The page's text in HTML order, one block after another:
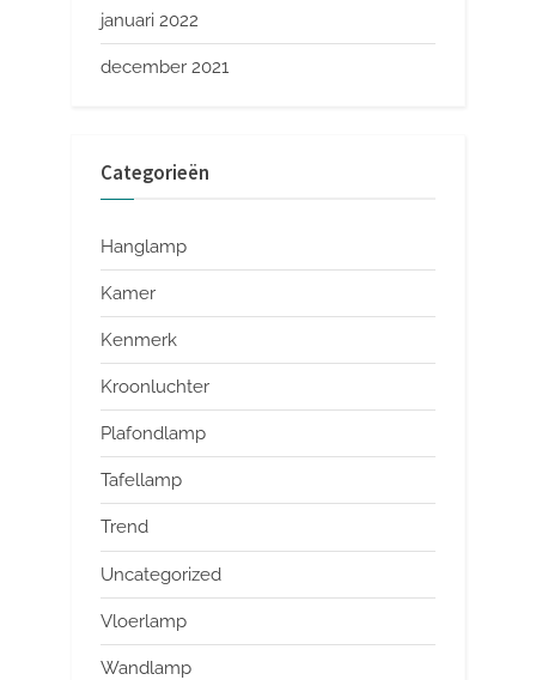
januari 2022
december 2021
Categorieën
Hanglamp
Kamer
Kenmerk
Kroonluchter
Plafondlamp
Tafellamp
Trend
Uncategorized
Vloerlamp
Wandlamp